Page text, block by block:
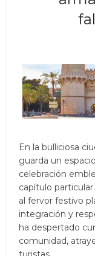
En la bulliciosa
guarda un
celebración
capítulo
al fervor festivo
integración y
ha despertado
comunidad,